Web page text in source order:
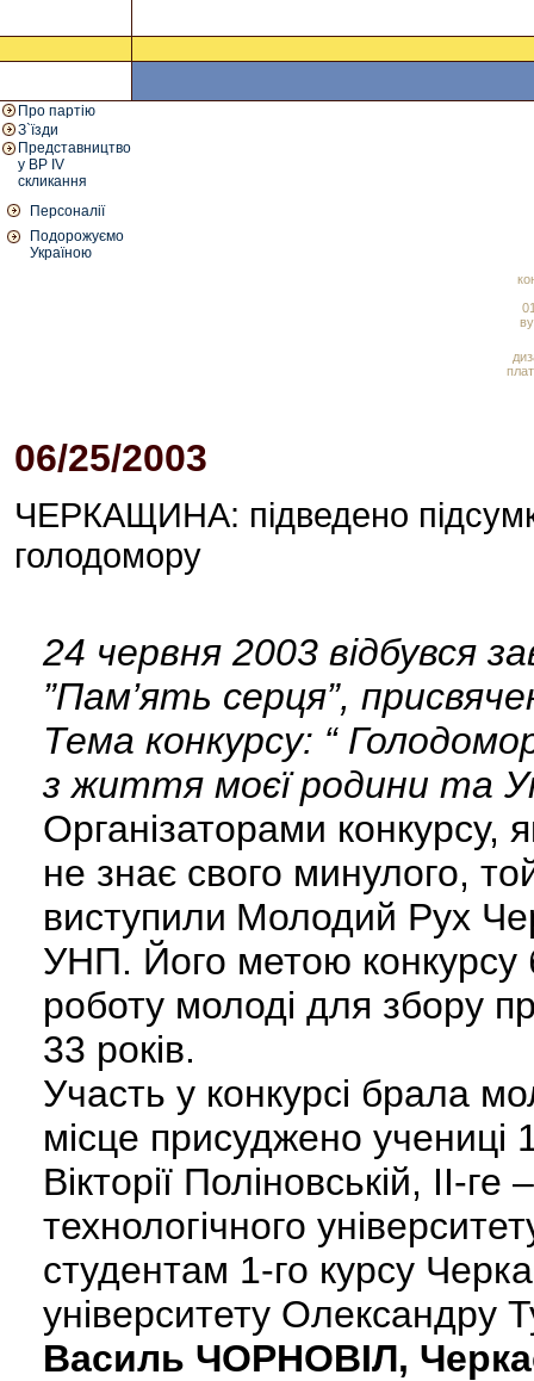
Про партію
З`їзди
Представництво
у ВР IV
скликання
Персоналії
Подорожуємо
Україною
06/25/2003
ЧЕРКАЩИНА: підведено
голодомору
24 червня 2003 відбувся
”Пам’ять серця”,
Тема конкурсу: “
з життя моєї родини та
Організаторами конкурсу,
не знає свого минулого,
виступили Молодий Рух
УНП. Його метою конкурсу
роботу молоді для збору
33 років.
Участь у конкурсі брала
місце присуджено учениці
Вікторії Поліновській, ІІ-
технологічного
студентам 1-го курсу
університету Олександру
Василь ЧОРНОВІЛ,